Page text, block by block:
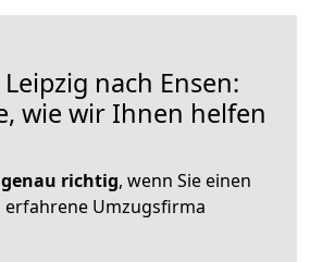
nach Ensen:
wie wir Ihnen helfen
genau richtig, wenn Sie einen
erfahrene Umzugsfirma